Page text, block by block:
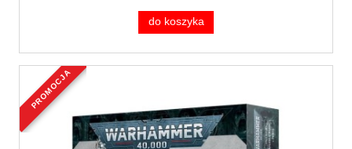
do koszyka
promocja